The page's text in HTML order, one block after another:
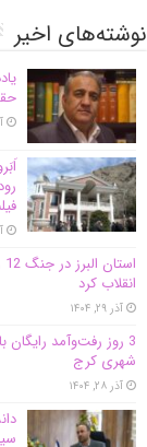
نوشته‌های اخیر
انقلاب کرد
آذر ۲۹, ۱۴۰۴
3 روز رفت‌وآمد
شهری کرج
آذر ۲۸, ۱۴۰۴